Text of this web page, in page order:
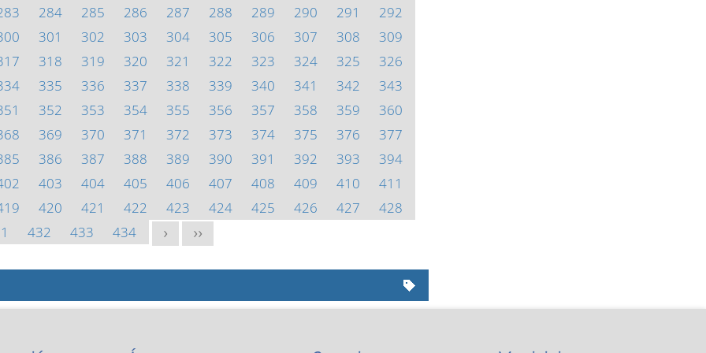
284 285 286 287 288 289 290 291
292
301 302 303 304 305 306 307 308
309
318 319 320 321 322 323 324 325
326
335 336 337 338 339 340 341 342
343
352 353 354 355 356 357 358 359
360
369 370 371 372 373 374 375 376
377
386 387 388 389 390 391 392 393
394
403 404 405 406 407 408 409 410
411
420 421 422 423 424 425 426 427
428
432 433 434 > >>